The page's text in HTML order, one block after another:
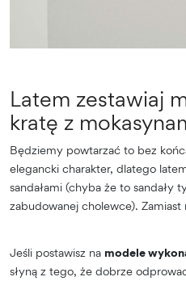
Latem zestawiaj
kratę z
Będziemy powtarzać to bez
elegancki charakter, dlatego
sandałami (chyba że to sandały
zabudowanej cholewce).
Jeśli postawisz na modele
słyną z tego, że dobrze